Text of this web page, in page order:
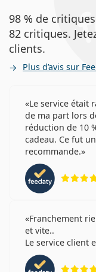
98 % de
82 critiques.
clients.
Plus d’avis sur
Le service était
de ma part lors
réduction de 10
cadeau. Ce fut
recommande.
Franchement
et vite..
Le service client